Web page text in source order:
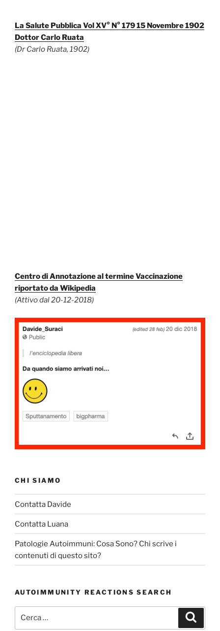
La Salute Pubblica Vol XV° N° 179 15 Novembre 1902
Dottor Carlo Ruata
(Dr Carlo Ruata, 1902)
Centro di Annotazione al termine Vaccinazione
riportato da Wikipedia
(Attivo dal 20-12-2018)
CHI SIAMO
Contatta Davide
Contatta Luana
Patologie Autoimmuni: Cosa Sono? Chi scrive i
contenuti di questo sito?
AUTOIMMUNITY REACTIONS SEARCH